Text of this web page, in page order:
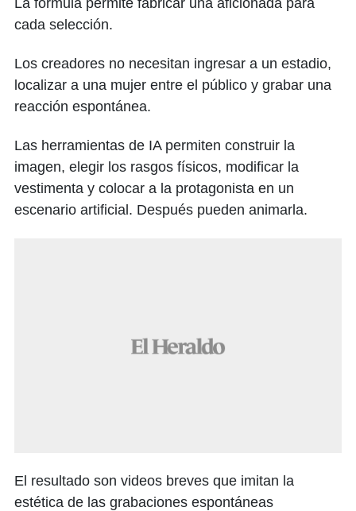
La fórmula permite fabricar una aficionada para
cada selección.
Los creadores no necesitan ingresar a un estadio,
localizar a una mujer entre el público y grabar una
reacción espontánea.
Las herramientas de IA permiten construir la
imagen, elegir los rasgos físicos, modificar la
vestimenta y colocar a la protagonista en un
escenario artificial. Después pueden animarla.
El resultado son videos breves que imitan la
estética de las grabaciones espontáneas